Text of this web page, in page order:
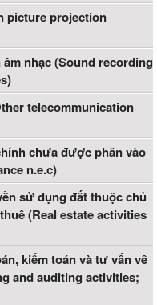
picture projection
nhạc (Sound recording
telecommunication
chưa được phân vào
n.e.c)
sử dụng đất thuộc chủ
(Real estate activities
kiểm toán và tư vấn về
and auditing activities;